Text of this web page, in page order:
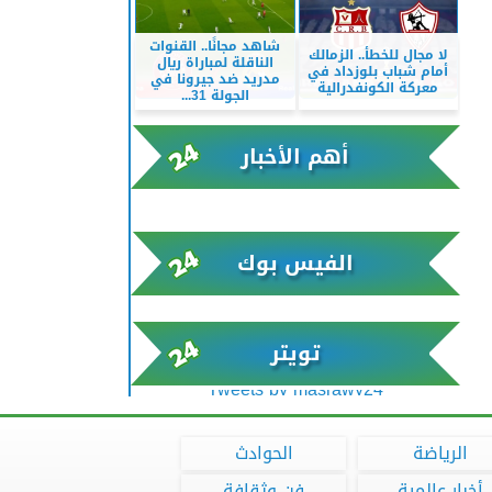
لا مجال للخطأ.. الزمالك
أمام شباب بلوزداد في
معركة الكونفدرالية
شاهد مجانًا.. القنوات
الناقلة لمباراة ريال
مدريد ضد جيرونا في
الجولة 31...
أهم الأخبار
الفيس بوك
تويتر
Tweets by masrawy24
الرياضة
الحوادث